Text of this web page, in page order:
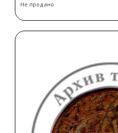
Не продано